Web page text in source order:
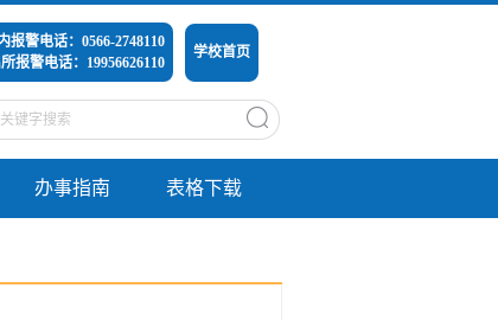
报警电话：0566-2748110
报警电话：19956626110
学校首页
办事指南 表格下载